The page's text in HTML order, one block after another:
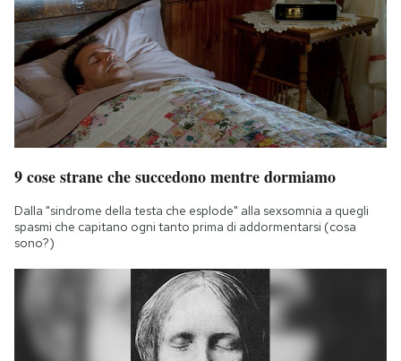
9 cose strane che succedono mentre dormiamo
Dalla "sindrome della testa che esplode" alla sexsomnia a quegli
spasmi che capitano ogni tanto prima di addormentarsi (cosa
sono?)